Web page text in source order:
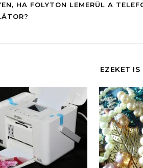
HA FOLYTON LEMERÜL A
EZEKET IS